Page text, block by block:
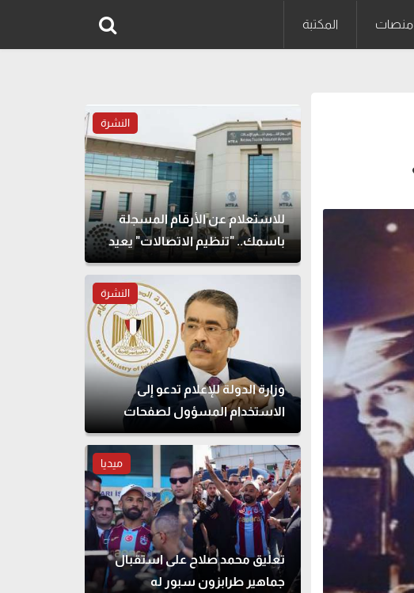
منصات المكتبة
النشرة
للاستعلام عن الأرقام المسجلة
باسمك.. "تنظيم الاتصالات" يعيد
إتاحة خدمة "أرقامي" عبر My
النشرة
وزارة الدولة للإعلام تدعو إلى
الاستخدام المسؤول لصفحات
التواصل الاجتماعي
ميديا
تعليق محمد صلاح على استقبال
جماهير طرابزون سبور له